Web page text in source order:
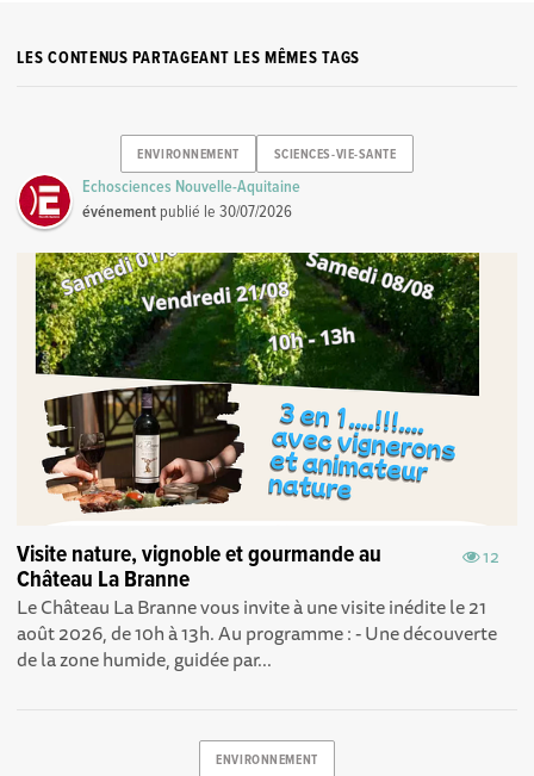
LES CONTENUS PARTAGEANT LES MÊMES TAGS
ENVIRONNEMENT SCIENCES-VIE-SANTE
Echosciences Nouvelle-Aquitaine
événement publié le30/07/2026
12
Visite nature, vignoble et gourmande au
Château La Branne
Le Château La Branne vous invite à une visite inédite le 21
août 2026, de 10h à 13h. Au programme : - Une découverte
de la zone humide, guidée par...
ENVIRONNEMENT